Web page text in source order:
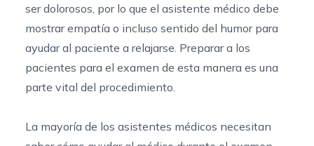
ser dolorosos, por lo que el asistente médico debe
mostrar empatía o incluso sentido del humor para
ayudar al paciente a relajarse. Preparar a los
pacientes para el examen de esta manera es una
parte vital del procedimiento.
La mayoría de los asistentes médicos necesitan